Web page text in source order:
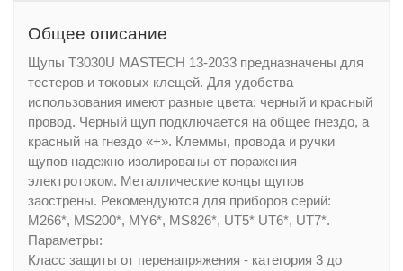
Общее описание
Щупы T3030U MASTECH 13-2033 предназначены для
тестеров и токовых клещей. Для удобства
использования имеют разные цвета: черный и красный
провод. Черный щуп подключается на общее гнездо, а
красный на гнездо «+». Клеммы, провода и ручки
щупов надежно изолированы от поражения
электротоком. Металлические концы щупов
заострены. Рекомендуются для приборов серий:
M266*, MS200*, MY6*, MS826*, UT5* UT6*, UT7*.
Параметры:
Класс защиты от перенапряжения - категория 3 до